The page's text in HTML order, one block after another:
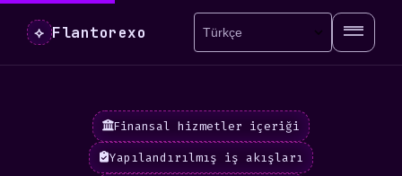
⟡ Flantorexo
Finansal hizmetler içeriği
Yapılandırılmış iş akışları